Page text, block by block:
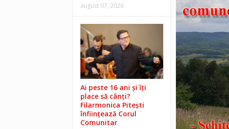
august 07, 2026
Ai peste 16 ani și îți
place să cânți?
Filarmonica Pitești
înființează Corul
Comunitar